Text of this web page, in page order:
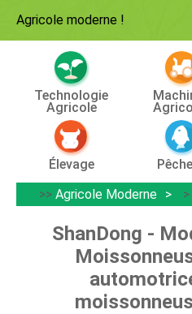
Agricole moderne !
Technologie
Agricole
Élevage
>> Agricole Moderne
ShanDong -